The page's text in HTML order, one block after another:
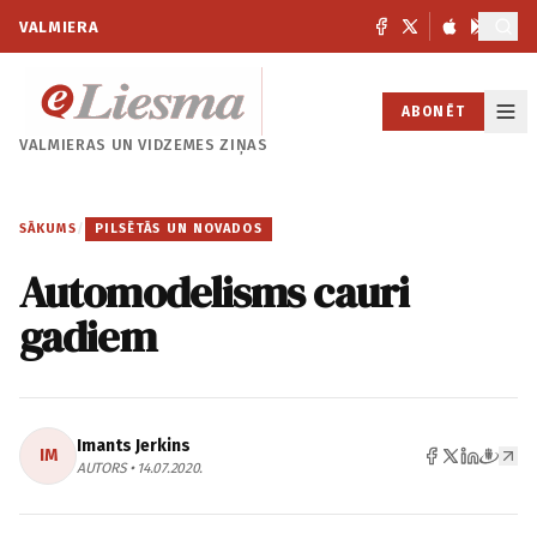
VALMIERA
VALMIERAS UNVIDZEMES ZIŅAS
ABONĒT
SĀKUMS / PILSĒTĀS UN NOVADOS
Automodelisms cauri
gadiem
IM Imants Jerkins
AUTORS • 14.07.2020.